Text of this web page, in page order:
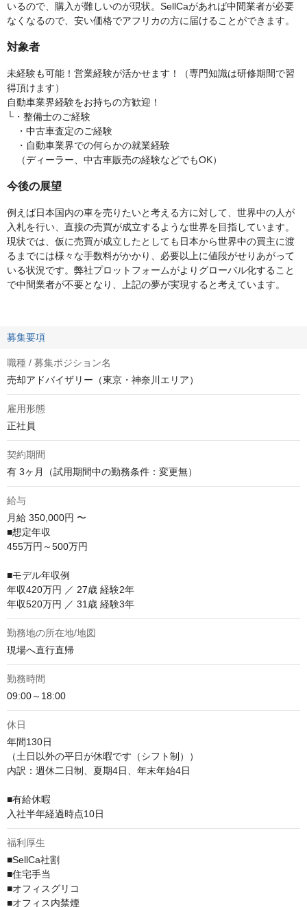
いるので、購入が難しいのが現状。SellCaがあれば中間業者が必要
なくなるので、安い価格でアフリカの方に届けることができます。
対象者
未経験も可能！営業経験が活かせます！（専門知識は研修期間で習
得頂けます）
自動車業界経験をお持ちの方歓迎！
└・整備士のご経験
・中古車査定のご経験
・自動車業界での何らかの就業経験
（ディーラー、中古車販売の経験などでもOK）
今後の展望
例えば日本国内の車を売りたいと考える方に対して、世界中の人が
入札を行い、直接の売買が成立するような世界を目指しています。
現状では、仮に売買が成立したとしても日本から世界中の買主に渡
るまでには様々な手数料がかかり、必要以上に値段がせりあがって
いる状況です。弊社プロットフォームがよりグローバル化すること
で中間業者が不要となり、上記の夢が実現すると考えています。
募集要項
職種 / 募集ポジション名
売却アドバイザリー（東京・神奈川エリア）
雇用形態
正社員
契約期間
有 3ヶ月（試用期間中の勤務条件：変更無）
給与
月給 350,000円 〜
■想定年収
455万円～500万円
■モデル年収例
年収420万円 ／ 27歳 経験2年
年収520万円 ／ 31歳 経験3年
勤務地の所在地/地図
現場へ直行直帰
勤務時間
09:00～18:00
休日
年間130日
（土日以外の平日が休暇です（シフト制））
内訳：週休二日制、夏期4日、年末年始4日
■有給休暇
入社半年経過時点10日
福利厚生
■SellCa社割
■住宅手当
■オフィスグリコ
■オフィス内禁煙